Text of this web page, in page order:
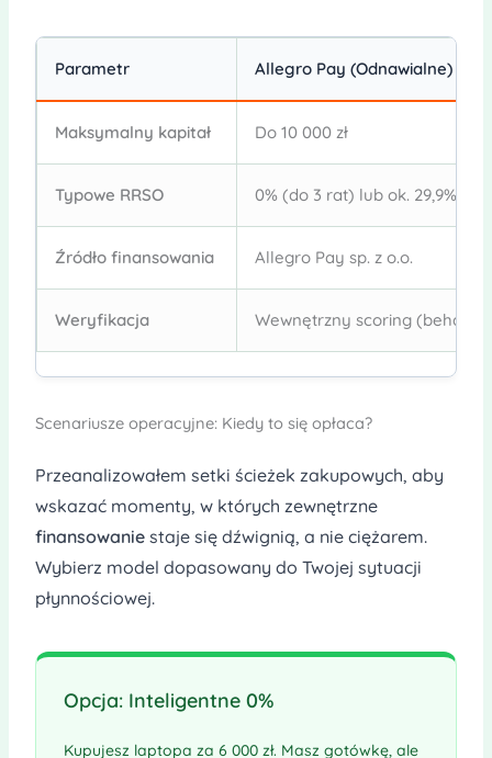
Parametr Allegro Pay (Odnawialne)
Maksymalny kapitał Do 10 000 zł
Typowe RRSO 0% (do 3 rat) lub ok. 29,9%
Źródło finansowania Allegro Pay sp. z o.o.
Weryfikacja Wewnętrzny scoring
Scenariusze operacyjne: Kiedy to się opłaca?
Przeanalizowałem setki ścieżek zakupowych, aby
wskazać momenty, w których zewnętrzne
finansowaniestaje się dźwignią, a nie ciężarem.
Wybierz model dopasowany do Twojej sytuacji
płynnościowej.
Opcja: Inteligentne 0%
Kupujesz laptopa za 6 000 zł. Masz gotówkę, ale